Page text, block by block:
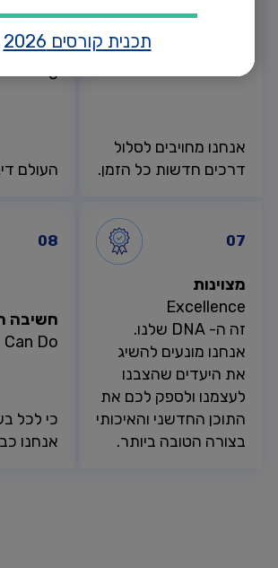
Innovative
אנחנו מחויבים לסלול
דרכים חדשות כל הזמן.
למידה
העולם
07
מצוינות
Excellence
זה ה- DNA שלנו.
אנחנו מונעים להשיג
את היעדים שהצבנו
לעצמנו ולספק לכם את
התוכן החדשני והאיכותי
בצורה הטובה ביותר.
08
חשיבה
Can Do
כי לכל
אנחנו
תכנית קורסים 2026